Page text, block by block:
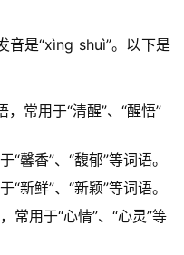
是“xìng shuì”。以下是
，常用于“清醒”、“醒悟”
“馨香”、“馥郁”等词语。
“新鲜”、“新颖”等词语。
常用于“心情”、“心灵”等